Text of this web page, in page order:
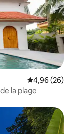
Évaluation
4,96 (26)
la plage